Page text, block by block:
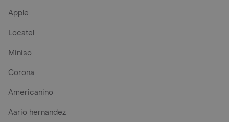
Apple
Locatel
Miniso
Corona
Americanino
Aario hernandez